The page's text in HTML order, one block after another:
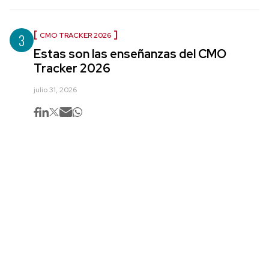
3 CMO TRACKER 2026
Estas son las enseñanzas del CMO
Tracker 2026
julio 31, 2026